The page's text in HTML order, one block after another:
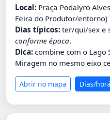
Local:Praça Podalyro
Feira do Produtor/entorno)
Dias típicos:ter/qui/sex e
conforme época.
Dica:combine com o Lago
Miragem no mesmo eixo
Abrir no mapa Dias/